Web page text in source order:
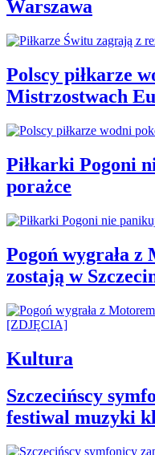
Warszawa
Polscy piłkarze
Mistrzostwach
Piłkarki Pogoni
porażce
Pogoń wygrała
zostają w
Kultura
Szczecińscy
festiwal muzyki